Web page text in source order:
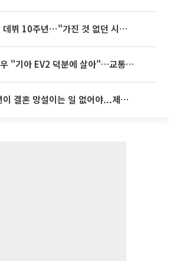
임영웅, 어느덧 데뷔 10주년⋯"가진 것 없던 시절, 내 앞엔 20명의 팬뿐"
'굿 윌 헌팅' 배우 "기아 EV2 덕분에 살아"…교통사고 후 안전성 극찬
李대통령 “청년이 결혼 망설이는 일 없어야...제도상 불이익 조사”